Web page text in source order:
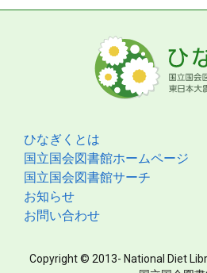
ひなぎくとは
国立国会図書館ホームページ
国立国会図書館サーチ
お知らせ
お問い合わせ
Copyright © 2013- National Diet